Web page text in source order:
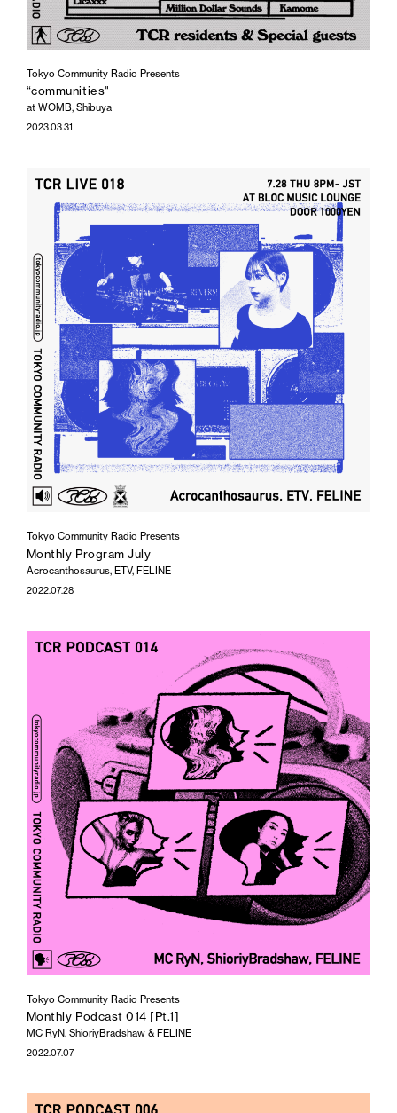
Tokyo Community Radio Presents
“communities"
at WOMB, Shibuya
2023.03.31
Tokyo Community Radio Presents
Monthly Program July
Acrocanthosaurus, ETV, FELINE
2022.07.28
Tokyo Community Radio Presents
Monthly Podcast 014 [Pt.1]
MC RyN, ShioriyBradshaw & FELINE
2022.07.07